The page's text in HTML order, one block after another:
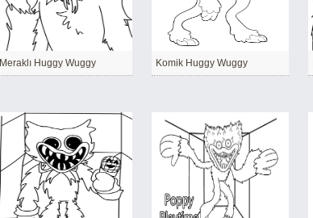
Meraklı Huggy Wuggy Komik Huggy Wuggy